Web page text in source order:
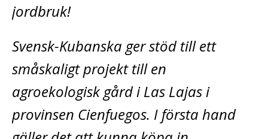
jordbruk!
Svensk-Kubanska ger stöd till ett
småskaligt projekt till en
agroekologisk gård i Las Lajas i
provinsen Cienfuegos. I första hand